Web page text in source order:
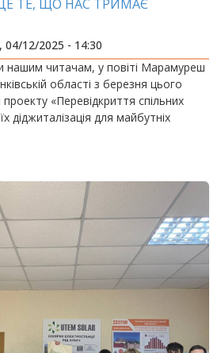
ТЕ, ЩО НАС ТРИМАЄ
04/12/2025 - 14:30
нашим читачам, у повіті Марамуреш
області з березня цього
проекту «Перевідкриття спільних
діджиталізація для майбутніх